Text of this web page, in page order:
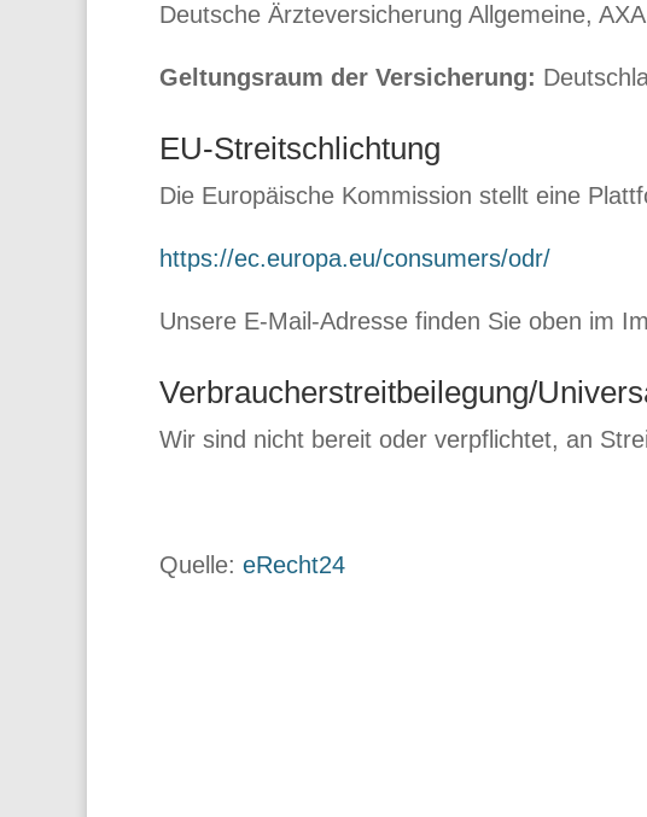
Deutsche Ärzteversicherung Allgemeine,
Geltungsraum der Versicherung:
EU-Streitschlichtung
Die Europäische Kommission stellt eine
https://ec.europa.eu/consumers/odr/
Unsere E-Mail-Adresse finden Sie oben im
Verbraucherstreitbeilegung/
Wir sind nicht bereit oder verpflichtet, an
Quelle: eRecht24